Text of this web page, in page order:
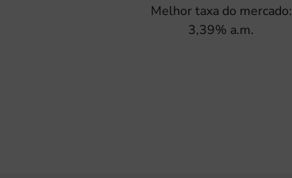
Melhor taxa do mercado:
3,39% a.m.